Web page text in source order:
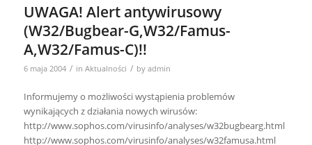
UWAGA! Alert antywirusowy
(W32/Bugbear-G,W32/Famus-
A,W32/Famus-C)!!
6 maja 2004 / in Aktualności / by admin
Informujemy o możliwości wystąpienia problemów
wynikających z działania nowych wirusów:
http://www.sophos.com/virusinfo/analyses/w32bugbearg.html
http://www.sophos.com/virusinfo/analyses/w32famusa.html